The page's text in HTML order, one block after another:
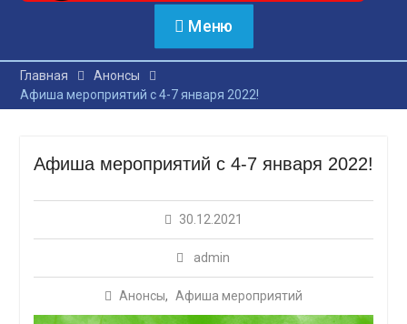
Меню
Главная
Анонсы
Афиша мероприятий с 4-7 января 2022!
Афиша мероприятий с 4-7 января 2022!
30.12.2021
admin
Анонсы, Афиша мероприятий